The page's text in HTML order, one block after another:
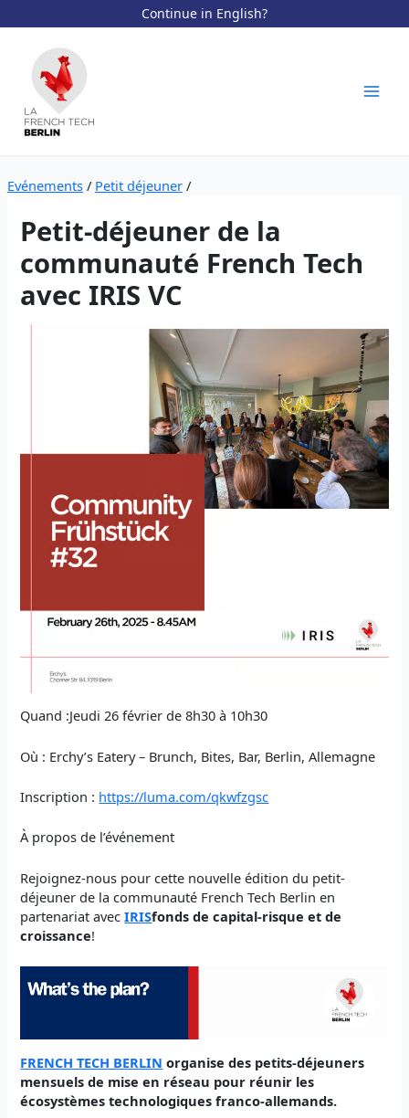
Continue in English?
contenu
Evénements/ Petit déjeuner/
Petit-déjeuner de la
communauté French Tech
avec IRIS VC
Quand :Jeudi 26 février de 8h30 à 10h30
Où : Erchy’s Eatery – Brunch, Bites, Bar, Berlin, Allemagne
Inscription : https://luma.com/qkwfzgsc
À propos de l’événement
Rejoignez-nous pour cette nouvelle édition du petit-
déjeuner de la communauté French Tech Berlin en
partenariat avec IRISfonds de capital-risque et de
croissance!
FRENCH TECH BERLIN organise des petits-déjeuners
mensuels de mise en réseau pour réunir les
écosystèmes technologiques franco-allemands.